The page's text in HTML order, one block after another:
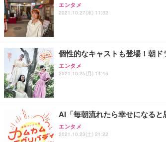
エンタメ
2021.10.27(水) 11:32
個性的なキャストも登場！朝
エンタメ
2021.10.25(月) 14:46
AI「毎朝流れたら幸せになる
エンタメ
2021.10.23(土) 21:22